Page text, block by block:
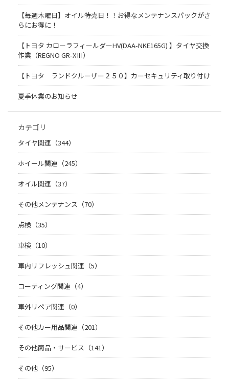
【毎週木曜日】オイル特売日！！お得なメンテナンスパックがさ
らにお得に！
【トヨタ カローラフィールダーHV(DAA-NKE165G) 】タイヤ交換
作業（REGNO GR-XⅢ）
【トヨタ ランドクルーザー２５０】カーセキュリティ取り付け
夏季休業のお知らせ
カテゴリ
タイヤ関連（344）
ホイール関連（245）
オイル関連（37）
その他メンテナンス（70）
点検（35）
車検（10）
車内リフレッシュ関連（5）
コーティング関連（4）
車外リペア関連（0）
その他カー用品関連（201）
その他商品・サービス（141）
その他（95）